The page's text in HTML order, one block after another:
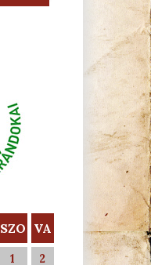
SZO VA
1
2